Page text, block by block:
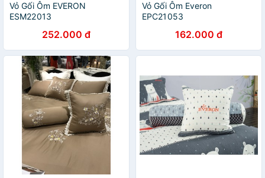
Vỏ Gối Ôm EVERON
ESM22013
252.000 đ
Vỏ Gối Ôm Everon
EPC21053
162.000 đ